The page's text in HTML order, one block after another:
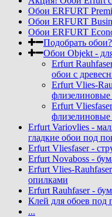
Обои ERFURT
Обои ERFURT
Обои ERFURT
Подобрать
Обои Objekt -
Erfurt
обои с
Erfurt Vlies-
Erfurt
Erfurt Variovlies -
гладкие обои под
Erfurt Vliesfaser -
Erfurt Novaboss -
Erfurt Vlies-
опилками
Erfurt Rauhfaser -
Клей для обоев под
...